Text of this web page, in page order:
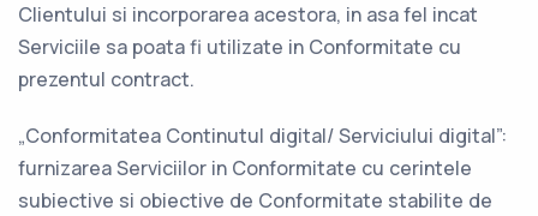
Clientului si incorporarea acestora, in asa fel incat
Serviciile sa poata fi utilizate in Conformitate cu
prezentul contract.
„Conformitatea Continutul digital/ Serviciului digital”:
furnizarea Serviciilor in Conformitate cu cerintele
subiective si obiective de Conformitate stabilite de